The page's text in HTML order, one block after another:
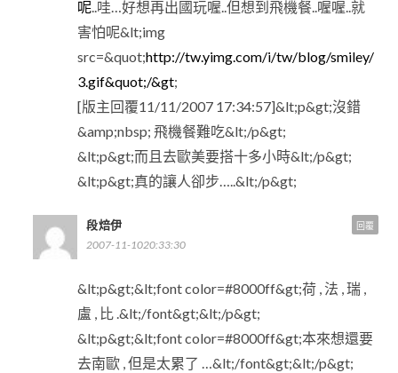
呢..哇…好想再出國玩喔..但想到飛機餐..喔喔..就
害怕呢&lt;img
src=&quot;http://tw.yimg.com/i/tw/blog/smiley/
3.gif&quot;/&gt;
[版主回覆11/11/2007 17:34:57]&lt;p&gt;沒錯
&amp;nbsp; 飛機餐難吃&lt;/p&gt;
&lt;p&gt;而且去歐美要搭十多小時&lt;/p&gt;
&lt;p&gt;真的讓人卻步…..&lt;/p&gt;
段焙伊
2007-11-1020:33:30
&lt;p&gt;&lt;font color=#8000ff&gt;荷 , 法 , 瑞 ,
盧 , 比 .&lt;/font&gt;&lt;/p&gt;
&lt;p&gt;&lt;font color=#8000ff&gt;本來想還要
去南歐 , 但是太累了 …&lt;/font&gt;&lt;/p&gt;
回覆